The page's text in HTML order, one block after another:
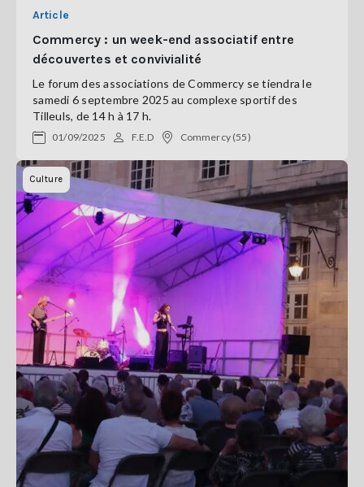
Article
Commercy : un week-end associatif entre
découvertes et convivialité
Le forum des associations de Commercy se tiendra le
samedi 6 septembre 2025 au complexe sportif des
Tilleuls, de 14 h à 17 h.
01/09/2025 F.E.D Commercy (55)
Culture